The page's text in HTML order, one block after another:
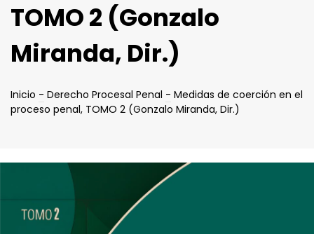
TOMO 2 (Gonzalo
Miranda, Dir.)
Inicio - Derecho Procesal Penal - Medidas de coerción en el
proceso penal, TOMO 2 (Gonzalo Miranda, Dir.)